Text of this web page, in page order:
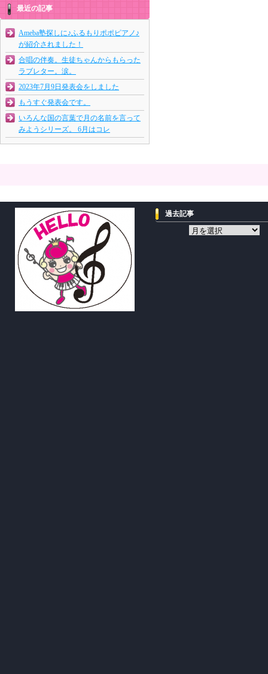
最近の記事
Ameba塾探しに♪ふるもりポポピアノ♪
が紹介されました！
合唱の伴奏。生徒ちゃんからもらった
ラブレター。涙。
2023年7月9日発表会をしました
もうすぐ発表会です。
いろんな国の言葉で月の名前を言って
みようシリーズ。 6月はコレ
過去記事